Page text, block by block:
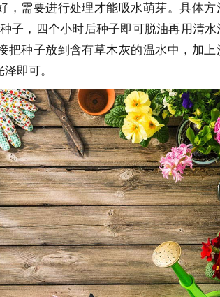
，需要进行处理才能吸水萌芽。具体方
子，四个小时后种子即可脱油再用清水
把种子放到含有草木灰的温水中，加上
即可。